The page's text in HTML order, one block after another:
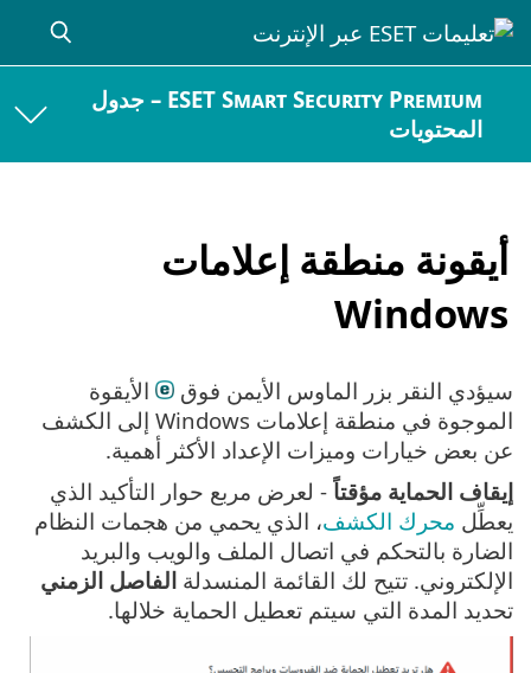
ESET Smart Security Premium – جدول
المحتويات
أيقونة منطقة إعلامات
Windows
سيؤدي النقر بزر الماوس الأيمن فوق
الأيقوة
الموجوة في منطقة إعلامات Windows إلى الكشف
عن بعض خيارات وميزات الإعداد الأكثر أهمية.
إيقاف الحماية مؤقتاً - لعرض مربع حوار التأكيد الذي
يعطِّل محرك الكشف، الذي يحمي من هجمات النظام
الضارة بالتحكم في اتصال الملف والويب والبريد
الإلكتروني. تتيح لك القائمة المنسدلة الفاصل الزمني
تحديد المدة التي سيتم تعطيل الحماية خلالها.